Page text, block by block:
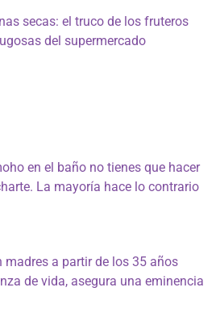
secas: el truco de los fruteros
del supermercado
en el baño no tienes que hacer
La mayoría hace lo contrario
madres a partir de los 35 años
de vida, asegura una eminencia